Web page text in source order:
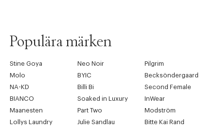
Populära märken
Stine Goya Neo Noir
Pilgrim
Molo
BYIC
Becksöndergaard
NA-KD
Billi Bi
Second Female
BIANCO
Soaked in Luxury
InWear
Maanesten
Part Two
Modström
Lollys Laundry
Julie Sandlau
Bitte Kai Rand